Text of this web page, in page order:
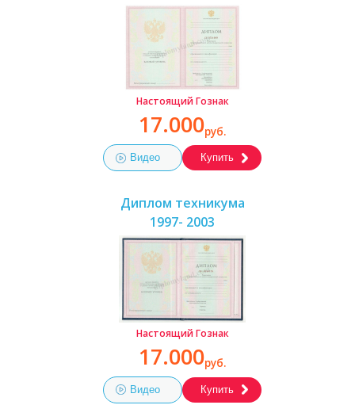
Настоящий Гознак
17.000руб.
Видео Купить
Диплом техникума
1997- 2003
Настоящий Гознак
17.000руб.
Видео Купить